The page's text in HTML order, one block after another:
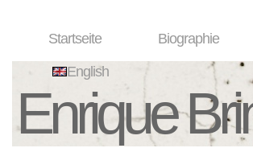
Startseite Biographie
English
Enrique